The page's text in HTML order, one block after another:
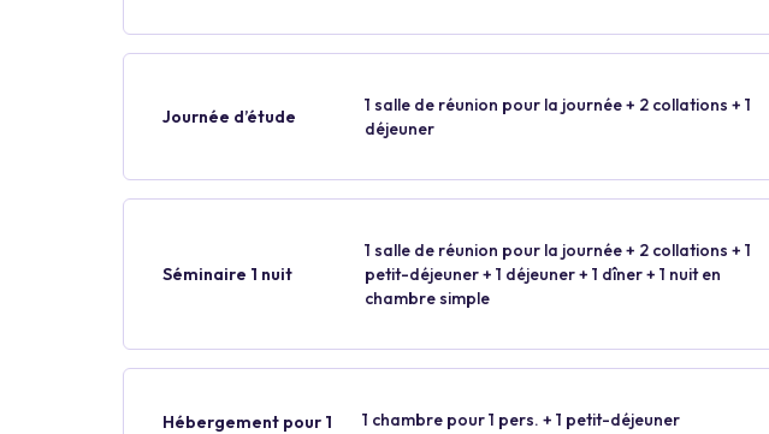
Journée d’étude
1 salle de réunion pour la journée + 2 collations + 1
déjeuner
Séminaire 1 nuit
1 salle de réunion pour la journée + 2 collations + 1
petit-déjeuner + 1 déjeuner + 1 dîner + 1 nuit en
chambre simple
Hébergement pour 1
1 chambre pour 1 pers. + 1 petit-déjeuner